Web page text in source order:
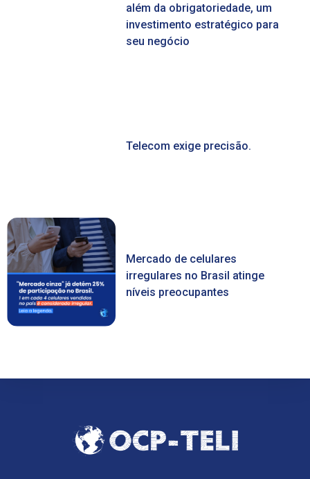
além da obrigatoriedade, um
investimento estratégico para
seu negócio
Telecom exige precisão.
Mercado de celulares
irregulares no Brasil atinge
níveis preocupantes